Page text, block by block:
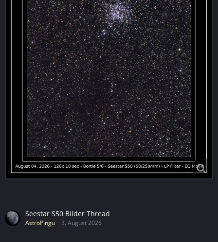
Seestar S50 Bilder Thread
AstroPingu 3. August 2026